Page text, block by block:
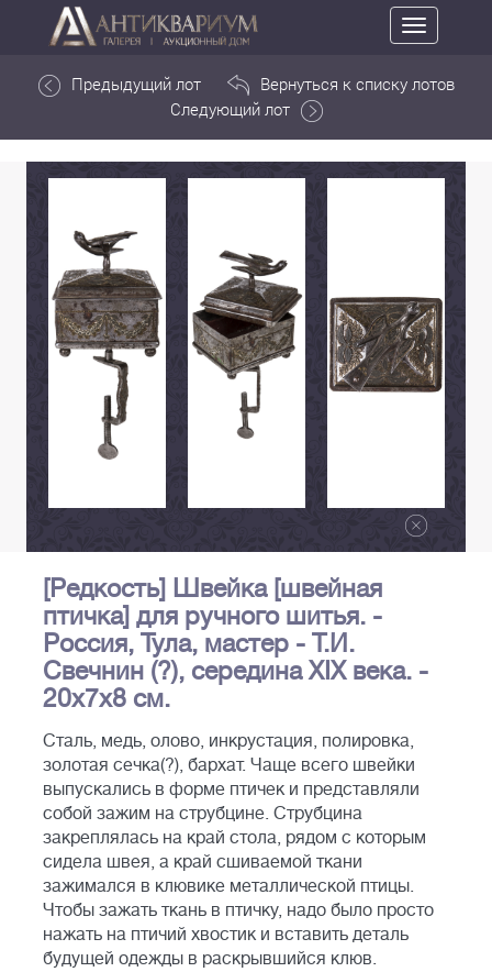
Toggle
navigation
Предыдущий лот
Вернуться к списку лотов
Следующий лот
[Редкость] Швейка [швейная
птичка] для ручного шитья. -
Россия, Тула, мастер - Т.И.
Свечнин (?), середина XIX века. -
20х7х8 см.
Сталь, медь, олово, инкрустация, полировка,
золотая сечка(?), бархат. Чаще всего швейки
выпускались в форме птичек и представляли
собой зажим на струбцине. Струбцина
закреплялась на край стола, рядом с которым
сидела швея, а край сшиваемой ткани
зажимался в клювике металлической птицы.
Чтобы зажать ткань в птичку, надо было просто
нажать на птичий хвостик и вставить деталь
будущей одежды в раскрывшийся клюв.